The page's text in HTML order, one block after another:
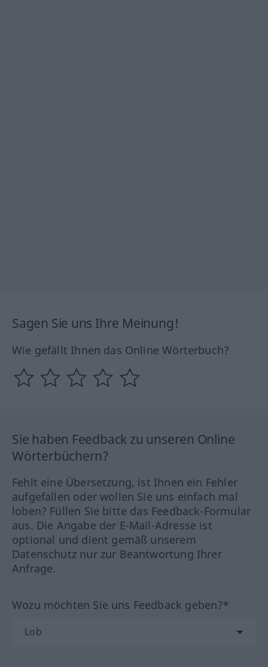
Sagen Sie uns Ihre Meinung!
Wie gefällt Ihnen das Online Wörterbuch?
Sie haben Feedback zu unseren Online
Wörterbüchern?
Fehlt eine Übersetzung, ist Ihnen ein Fehler
aufgefallen oder wollen Sie uns einfach mal
loben? Füllen Sie bitte das Feedback-Formular
aus. Die Angabe der E-Mail-Adresse ist
optional und dient gemäß unserem
Datenschutz nur zur Beantwortung Ihrer
Anfrage.
Wozu möchten Sie uns Feedback geben?*